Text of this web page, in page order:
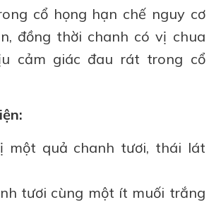
cổ họng hạn chế nguy cơ
đồng thời chanh có vị chua
cảm giác đau rát trong cổ
một quả chanh tươi, thái lát
tươi cùng một ít muối trắng